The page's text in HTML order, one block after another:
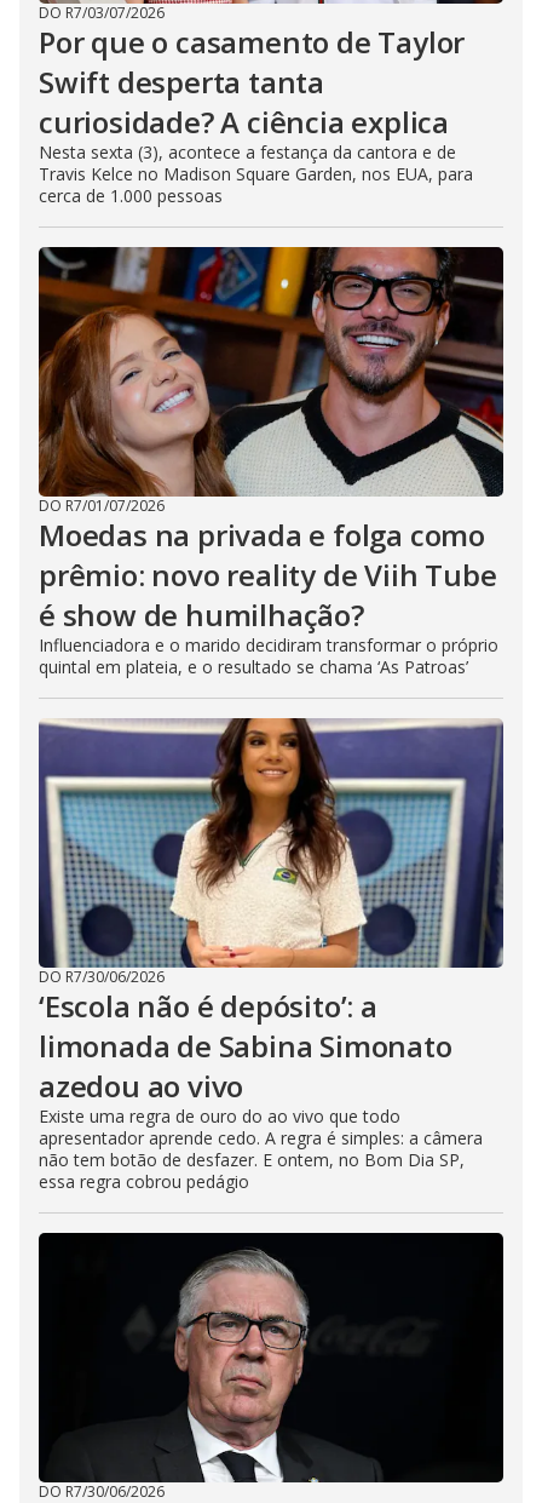
DO R7/03/07/2026
Por que o casamento de Taylor
Swift desperta tanta
curiosidade? A ciência explica
Nesta sexta (3), acontece a festança da cantora e de
Travis Kelce no Madison Square Garden, nos EUA, para
cerca de 1.000 pessoas
DO R7/01/07/2026
Moedas na privada e folga como
prêmio: novo reality de Viih Tube
é show de humilhação?
Influenciadora e o marido decidiram transformar o próprio
quintal em plateia, e o resultado se chama ‘As Patroas’
DO R7/30/06/2026
‘Escola não é depósito’: a
limonada de Sabina Simonato
azedou ao vivo
Existe uma regra de ouro do ao vivo que todo
apresentador aprende cedo. A regra é simples: a câmera
não tem botão de desfazer. E ontem, no Bom Dia SP,
essa regra cobrou pedágio
DO R7/30/06/2026